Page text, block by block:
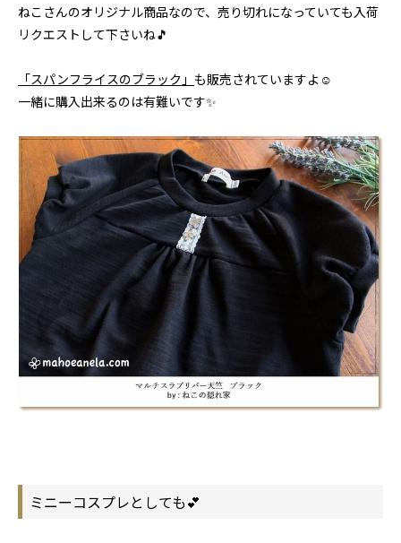
ねこさんのオリジナル商品なので、売り切れになっていても入荷
リクエストして下さいね🎵
「スパンフライスのブラック」 も販売されていますよ☺
一緒に購入出来るのは有難いです✨
ミニーコスプレとしても💕